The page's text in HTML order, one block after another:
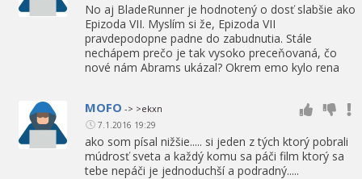
No aj BladeRunner je hodnotený o dosť slabšie ako
Epizoda VII. Myslím si že, Epizoda VII
pravdepodopne padne do zabudnutia. Stále
nechápem prečo je tak vysoko preceňovaná, čo
nové nám Abrams ukázal? Okrem emo kylo rena
MOFO -> >ekxn
7.1.2016 19:29
ako som písal nižšie..... si jeden z tých ktorý pobrali
múdrosť sveta a každý komu sa páči film ktorý sa
tebe nepáči je jednoduchší a podradný.....